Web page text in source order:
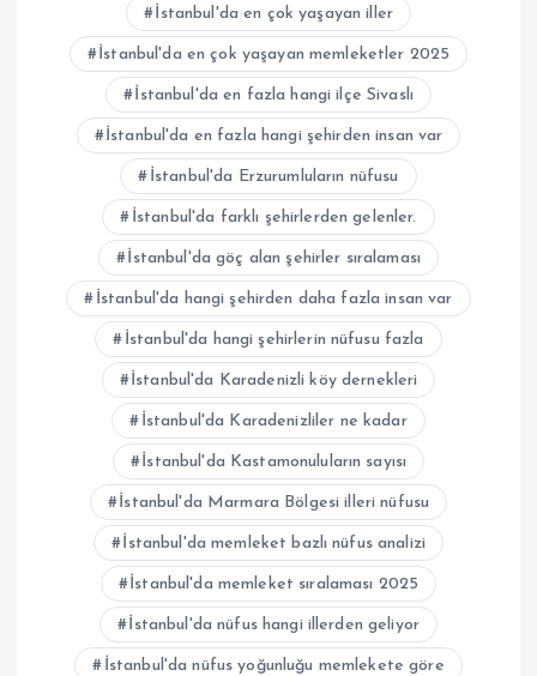
İstanbul'da en çok yaşayan iller
İstanbul'da en çok yaşayan memleketler 2025
İstanbul'da en fazla hangi ilçe Sivaslı
İstanbul'da en fazla hangi şehirden insan var
İstanbul'da Erzurumluların nüfusu
İstanbul'da farklı şehirlerden gelenler.
İstanbul'da göç alan şehirler sıralaması
İstanbul'da hangi şehirden daha fazla insan var
İstanbul'da hangi şehirlerin nüfusu fazla
İstanbul'da Karadenizli köy dernekleri
İstanbul'da Karadenizliler ne kadar
İstanbul'da Kastamonuluların sayısı
İstanbul'da Marmara Bölgesi illeri nüfusu
İstanbul'da memleket bazlı nüfus analizi
İstanbul'da memleket sıralaması 2025
İstanbul'da nüfus hangi illerden geliyor
İstanbul'da nüfus yoğunluğu memlekete göre